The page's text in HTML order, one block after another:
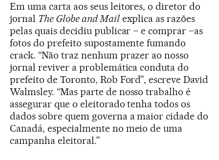
Em uma carta aos seus leitores, o diretor do
jornal The Globe and Mailexplica as razões
pelas quais decidiu publicar – e comprar –as
fotos do prefeito supostamente fumando
crack. “Não traz nenhum prazer ao nosso
jornal reviver a problemática conduta do
prefeito de Toronto, Rob Ford”, escreve David
Walmsley. “Mas parte de nosso trabalho é
assegurar que o eleitorado tenha todos os
dados sobre quem governa a maior cidade do
Canadá, especialmente no meio de uma
campanha eleitoral.”